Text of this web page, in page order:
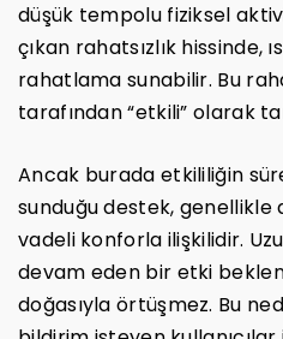
düşük tempolu fiziksel
çıkan rahatsızlık hissinde,
rahatlama sunabilir. Bu
tarafından “etkili” olarak
Ancak burada etkililiğin
sunduğu destek, genellikle
vadeli konforla ilişkilidir.
devam eden bir etki
doğasıyla örtüşmez. Bu